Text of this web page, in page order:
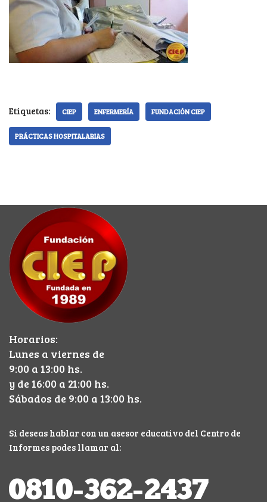
Etiquetas: CIEP ENFERMERÍA FUNDACIÓN CIEP
PRÁCTICAS HOSPITALARIAS
Horarios:
Lunes a viernes de
9:00 a 13:00 hs.
y de 16:00 a 21:00 hs.
Sábados de 9:00 a 13:00 hs.
Si deseas hablar con un asesor educativo del Centro de
Informes podes llamar al: